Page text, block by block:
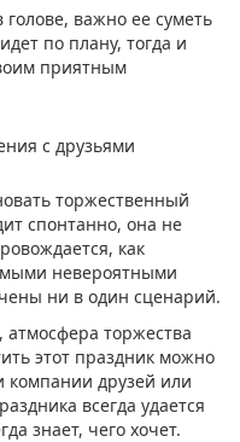
важно ее суметь
по плану, тогда и
приятным
торжественный
спонтанно, она не
как
невероятными
ни в один сценарий.
торжества
этот праздник можно
компании друзей или
всегда удается
знает, чего хочет.